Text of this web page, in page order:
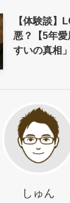
【体験談】
悪？【5年
すいの真相
しゅん